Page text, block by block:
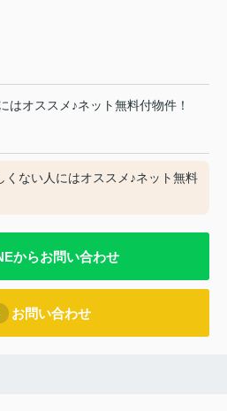
はオススメ♪ネット無料付物件！
くない人にはオススメ♪ネット無料
からお問い合わせ
お問い合わせ